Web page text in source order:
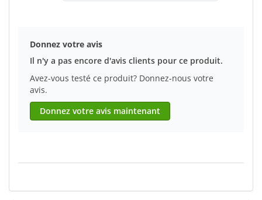
Donnez votre avis
Il n'y a pas encore d'avis clients pour ce produit.
Avez-vous testé ce produit? Donnez-nous votre
avis.
Donnez votre avis maintenant